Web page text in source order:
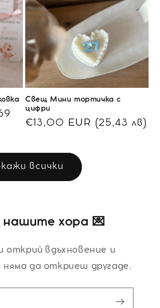
Свещ Мини тортичка с
цифри
Обичайна
€13,00 EUR (25,43 лв)
всички
хора 💌
открий вдъхновение и
да откриеш другаде.